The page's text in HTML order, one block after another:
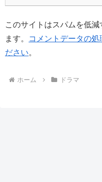
このサイトはスパムを低
ます。
コメントデータの処
ださい。
ホーム ドラマ